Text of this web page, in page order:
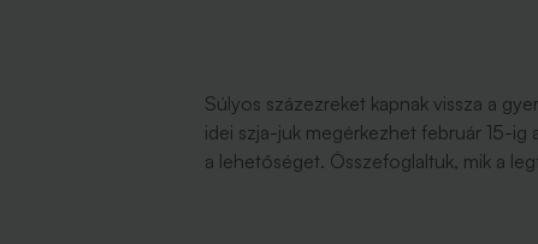
Súlyos százezreket kapnak vissza a
idei szja-juk megérkezhet február 15-ig
a lehetőséget. Összefoglaltuk, mik a